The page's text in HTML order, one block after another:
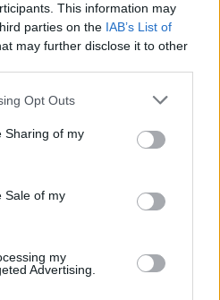
This information may
parties on the IAB’s List of
may further disclose it to other
Opt Outs
Sharing of my
Sale of my
my
Advertising.